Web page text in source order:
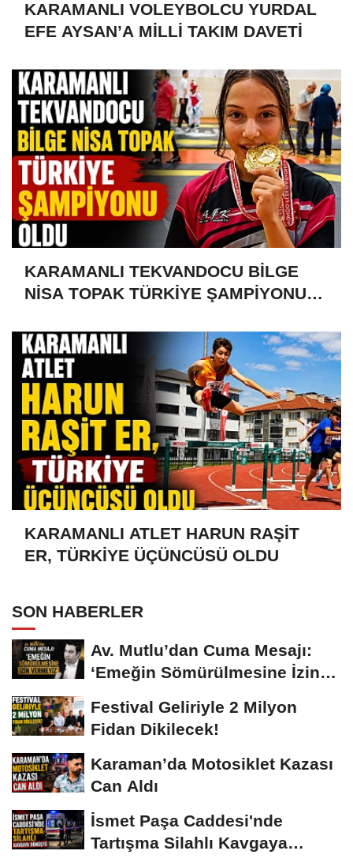
KARAMANLI VOLEYBOLCU YURDAL
EFE AYSAN’A MİLLİ TAKIM DAVETİ
KARAMANLI TEKVANDOCU BİLGE
NİSA TOPAK TÜRKİYE ŞAMPİYONU
KARAMANLI ATLET HARUN RAŞİT
ER, TÜRKİYE ÜÇÜNCÜSÜ OLDU
SON HABERLER
Av. Mutlu’dan Cuma Mesajı:
‘Emeğin Sömürülmesine İzin
Festival Geliriyle 2 Milyon
Fidan Dikilecek!
Karaman’da Motosiklet Kazası
Can Aldı
İsmet Paşa Caddesi'nde
Tartışma Silahlı Kavgaya